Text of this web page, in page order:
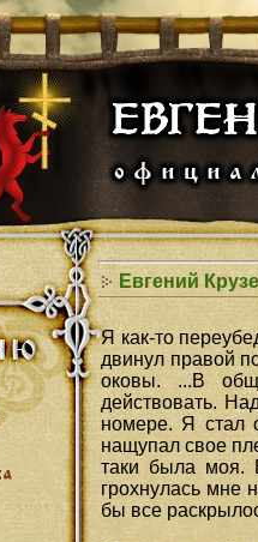
Евгений
Я как-то
двинул правой
оковы. ...В
действовать.
номере. Я стал
нащупал свое
таки была моя.
грохнулась мне
бы все